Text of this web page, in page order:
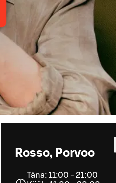
Rosso, Porvoo
Täna: 11:00 - 21:00